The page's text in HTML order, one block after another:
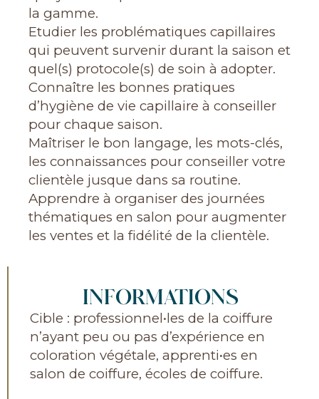
la gamme.
Etudier les problématiques capillaires
qui peuvent survenir durant la saison et
quel(s) protocole(s) de soin à adopter.
Connaître les bonnes pratiques
d’hygiène de vie capillaire à conseiller
pour chaque saison.
Maîtriser le bon langage, les mots-clés,
les connaissances pour conseiller votre
clientèle jusque dans sa routine.
Apprendre à organiser des journées
thématiques en salon pour augmenter
les ventes et la fidélité de la clientèle.
INFORMATIONS
Cible : professionnel•les de la coiffure
n’ayant peu ou pas d’expérience en
coloration végétale, apprenti•es en
salon de coiffure, écoles de coiffure.